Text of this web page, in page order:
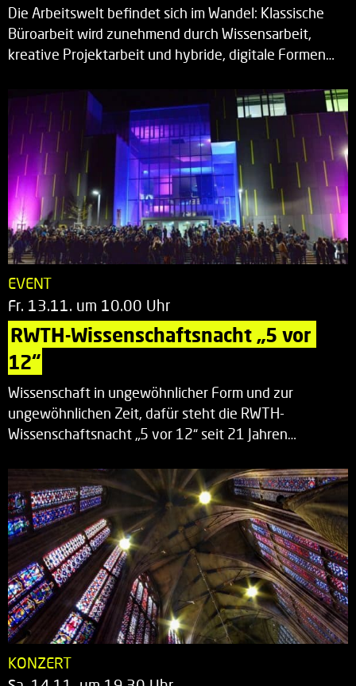
Die Arbeitswelt befindet sich im Wandel: Klassische
Büroarbeit wird zunehmend durch Wissensarbeit,
kreative Projektarbeit und hybride, digitale Formen…
EVENT
Fr. 13.11. um 10.00 Uhr
RWTH-Wissenschaftsnacht „5 vor
12“
Wissenschaft in ungewöhnlicher Form und zur
ungewöhnlichen Zeit, dafür steht die RWTH-
Wissenschaftsnacht „5 vor 12“ seit 21 Jahren…
KONZERT